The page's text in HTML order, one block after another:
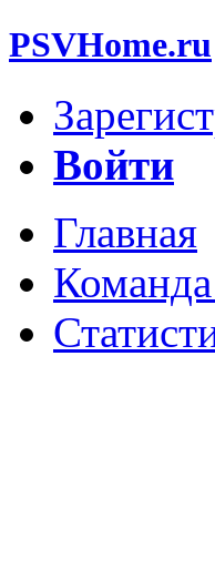
PSVHome.ru
Войти
Главная
Команда